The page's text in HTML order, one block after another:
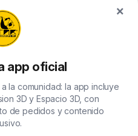
×
app oficial
la comunidad: la app incluye
3D y Espacio 3D, con
de pedidos y contenido